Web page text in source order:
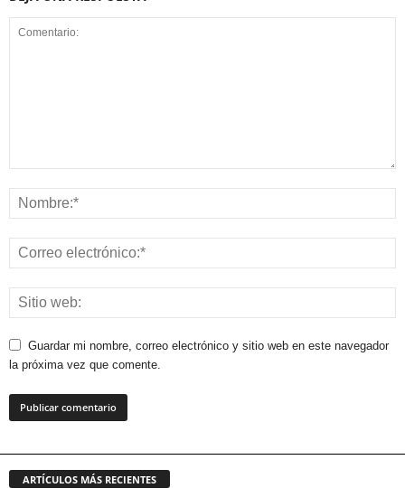
Guardar mi nombre, correo electrónico y sitio web en este navegador
la próxima vez que comente.
ARTÍCULOS MÁS RECIENTES